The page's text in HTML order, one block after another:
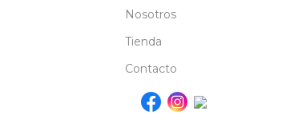
Nosotros
Tienda
Contacto